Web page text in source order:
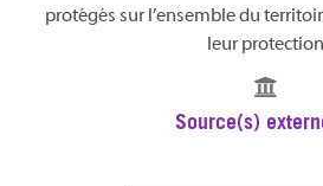
protégés sur l’ensemble du
leur protection
Source(s)